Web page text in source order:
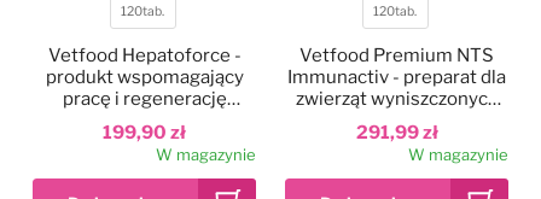
Pojemność
120tab.
199,90 zł
Vetfood Hepatoforce -
produkt wspomagający
pracę i regenerację
wątroby dla psa, kota,
fretek i gryzoni
W magazynie
Pojemność
120tab.
291,99 zł
Vetfood Premium NTS
Immunactiv - preparat dla
zwierząt wyniszczonych
chorobą nowotworową,
dla psa, kota, fretek i
szczurówW magazynie